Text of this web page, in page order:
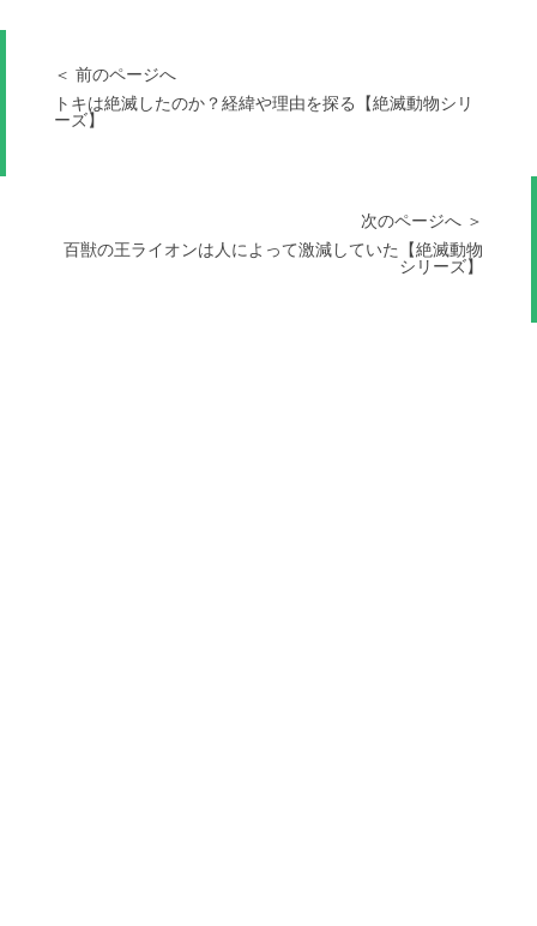
＜ 前のページへ
トキは絶滅したのか？経緯や理由を探る【絶滅動物シリ
ーズ】
次のページへ ＞
百獣の王ライオンは人によって激減していた【絶滅動物
シリーズ】